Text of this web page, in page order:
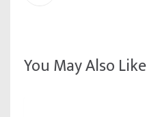
You May Also Like